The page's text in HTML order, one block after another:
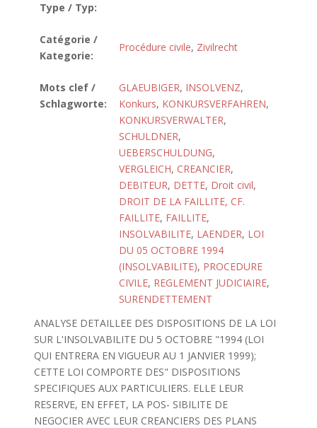
Type / Typ:
Catégorie /
Kategorie:
Procédure civile, Zivilrecht
Mots clef /
Schlagworte:
GLAEUBIGER, INSOLVENZ,
Konkurs, KONKURSVERFAHREN,
KONKURSVERWALTER,
SCHULDNER,
UEBERSCHULDUNG,
VERGLEICH, CREANCIER,
DEBITEUR, DETTE, Droit civil,
DROIT DE LA FAILLITE, CF.
FAILLITE, FAILLITE,
INSOLVABILITE, LAENDER, LOI
DU 05 OCTOBRE 1994
(INSOLVABILITE), PROCEDURE
CIVILE, REGLEMENT JUDICIAIRE,
SURENDETTEMENT
ANALYSE DETAILLEE DES DISPOSITIONS DE LA LOI
SUR L'INSOLVABILITE DU 5 OCTOBRE "1994 (LOI
QUI ENTRERA EN VIGUEUR AU 1 JANVIER 1999);
CETTE LOI COMPORTE DES" DISPOSITIONS
SPECIFIQUES AUX PARTICULIERS. ELLE LEUR
RESERVE, EN EFFET, LA POS- SIBILITE DE
NEGOCIER AVEC LEUR CREANCIERS DES PLANS